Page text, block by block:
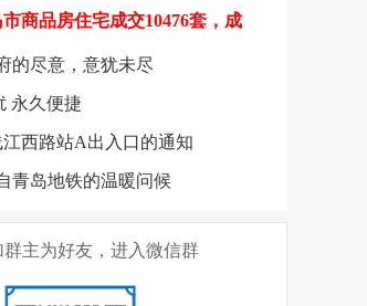
商品房住宅成交10476套，成
的尽意，意犹未尽
永久便捷
西路站A出入口的通知
岛地铁的温暖问候
群主为好友，进入微信群